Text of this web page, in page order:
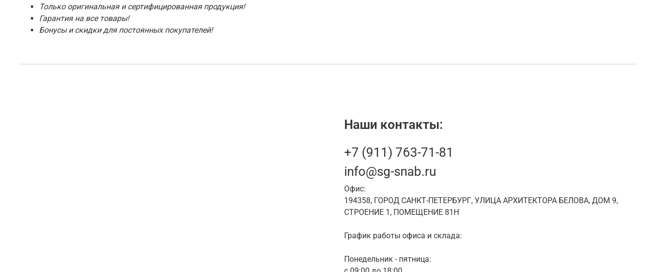
Только оригинальная и сертифицированная продукция!
Гарантия на все товары!
Бонусы и скидки для постоянных покупателей!
Наши контакты:
+7 (911) 763-71-81
info@sg-snab.ru
Офис:
194358, ГОРОД САНКТ-ПЕТЕРБУРГ, УЛИЦА АРХИТЕКТОРА БЕЛОВА, ДОМ 9,
СТРОЕНИЕ 1, ПОМЕЩЕНИЕ 81Н
График работы офиса и склада:
Понедельник - пятница: